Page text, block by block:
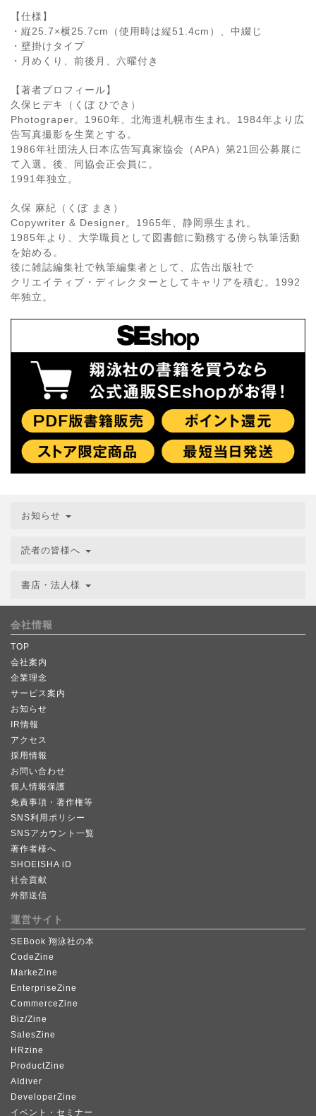
【仕様】
・縦25.7×横25.7cm（使用時は縦51.4cm）、中綴じ
・壁掛けタイプ
・月めくり、前後月、六曜付き
【著者プロフィール】
久保ヒデキ（くぼ ひでき）
Photograper。1960年、北海道札幌市生まれ。1984年より広
告写真撮影を生業とする。
1986年社団法人日本広告写真家協会（APA）第21回公募展に
て入選。後、同協会正会員に。
1991年独立。
久保 麻紀（くぼ まき）
Copywriter & Designer。1965年、静岡県生まれ。
1985年より、大学職員として図書館に勤務する傍ら執筆活動
を始める。
後に雑誌編集社で執筆編集者として、広告出版社で
クリエイティブ・ディレクターとしてキャリアを積む。1992
年独立。
お知らせ
読者の皆様へ
書店・法人様
会社情報
TOP
会社案内
企業理念
サービス案内
お知らせ
IR情報
アクセス
採用情報
お問い合わせ
個人情報保護
免責事項・著作権等
SNS利用ポリシー
SNSアカウント一覧
著作者様へ
SHOEISHA iD
社会貢献
外部送信
運営サイト
SEBook 翔泳社の本
CodeZine
MarkeZine
EnterpriseZine
CommerceZine
Biz/Zine
SalesZine
HRzine
ProductZine
AIdiver
DeveloperZine
イベント・セミナー